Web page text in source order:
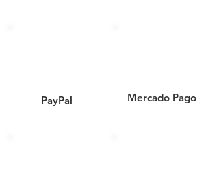
CALADO GRANDE//
PayPal Mercado Pago